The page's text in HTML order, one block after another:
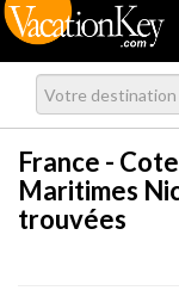
France -
Maritimes
trouvées